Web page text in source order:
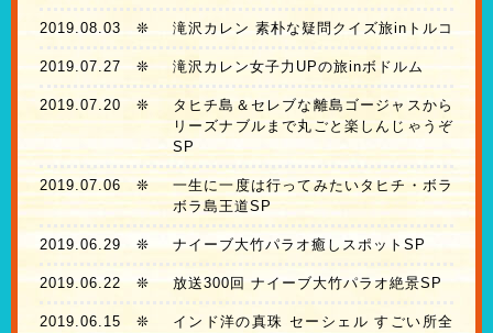
2019.08.03 ❊ 滝沢カレン 素朴な疑問クイズ旅inトルコ
2019.07.27 ❊ 滝沢カレン女子力UPの旅inボドルム
2019.07.20 ❊
タヒチ島＆セレブな離島ゴージャスから
リーズナブルまで丸ごと楽しんじゃうぞ
SP
2019.07.06❊
一生に一度は行ってみたいタヒチ・ボラ
ボラ島王道SP
2019.06.29 ❊ ナイーブ大竹パラオ癒しスポットSP
2019.06.22 ❊ 放送300回 ナイーブ大竹パラオ絶景SP
2019.06.15 ❊
インド洋の真珠 セーシェル すごい所全